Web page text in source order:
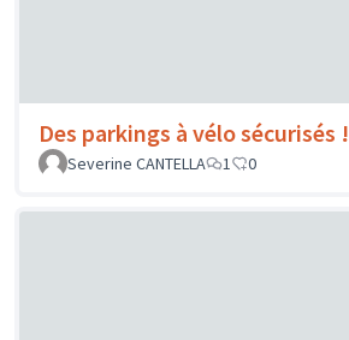
Des parkings à vélo sécurisés !
Severine CANTELLA
1 0